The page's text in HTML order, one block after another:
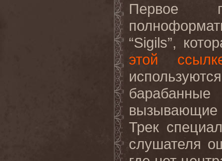
Первое
“Sigils”,
этой
барабанные
Трек
слушателя